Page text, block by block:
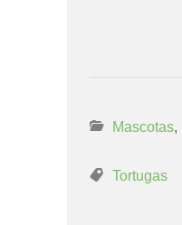
Mascotas,
Tortugas